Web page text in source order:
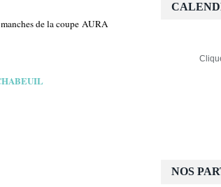
de la coupe AURA
NOS